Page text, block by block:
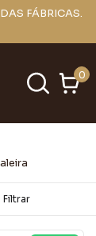
FÁBRICAS.
0
Filtrar